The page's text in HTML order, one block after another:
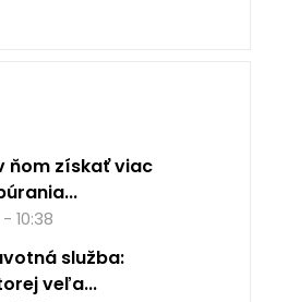
ňom získať viac
10:38
služba:
veľa...